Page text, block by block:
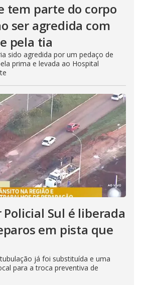
tem parte do corpo
ser agredida com
pela tia
sido agredida por um pedaço de
prima e levada ao Hospital
Policial Sul é liberada
em pista que
já foi substituída e uma
para a troca preventiva de